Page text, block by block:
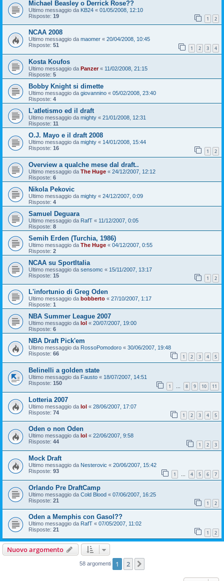
Michael Beasley o Derrick Rose??
Ultimo messaggio da KB24 « 01/05/2008, 12:10
Risposte: 19 1 2
NCAA 2008
Ultimo messaggio da maomer « 20/04/2008, 10:45
Risposte: 51 1 2 3 4
Kosta Koufos
Ultimo messaggio da Panzer« 11/02/2008, 21:15
Risposte: 5
Bobby Knight si dimette
Ultimo messaggio da giovannino « 05/02/2008, 23:40
Risposte: 4
L'atletismo ed il draft
Ultimo messaggio da mighty « 21/01/2008, 12:31
Risposte: 11
O.J. Mayo e il draft 2008
Ultimo messaggio da mighty « 14/01/2008, 15:44
Risposte: 16 1 2
Overview a qualche mese dal draft..
Ultimo messaggio da The Huge « 24/12/2007, 12:12
Risposte: 6
Nikola Pekovic
Ultimo messaggio da mighty « 24/12/2007, 0:09
Risposte: 4
Samuel Deguara
Ultimo messaggio da RafT « 11/12/2007, 0:05
Risposte: 8
Semih Erden (Turchia, 1986)
Ultimo messaggio da The Huge « 04/12/2007, 0:55
Risposte: 2
NCAA su SportItalia
Ultimo messaggio da sensomc « 15/11/2007, 13:17
Risposte: 15 1 2
L'infortunio di Greg Oden
Ultimo messaggio da bobberto « 27/10/2007, 1:17
Risposte: 1
NBA Summer League 2007
Ultimo messaggio da lol « 20/07/2007, 19:00
Risposte: 6
NBA Draft Pick'em
Ultimo messaggio da RossoPomodoro « 30/06/2007, 19:48
Risposte: 66 1 2 3 4 5
Belinelli a golden state
Ultimo messaggio da Fausto « 18/07/2007, 14:51
Risposte: 150 1 … 8 9 10 11
Lotteria 2007
Ultimo messaggio da lol « 28/06/2007, 17:07
Risposte: 74 1 2 3 4 5
Oden o non Oden
Ultimo messaggio da lol « 22/06/2007, 9:58
Risposte: 44 1 2 3
Mock Draft
Ultimo messaggio da Nesterovic « 20/06/2007, 15:42
Risposte: 93 1 … 4 5 6 7
Orlando Pre DraftCamp
Ultimo messaggio da Cold Blood « 07/06/2007, 16:25
Risposte: 21 1 2
Oden a Memphis con Gasol??
Ultimo messaggio da RafT « 07/05/2007, 11:02
Risposte: 21 1 2
Nuovo argomento
58 argomenti 1 2